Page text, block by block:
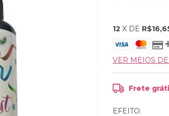
12 X DE
VER MEIOS
Frete
EFEITO: